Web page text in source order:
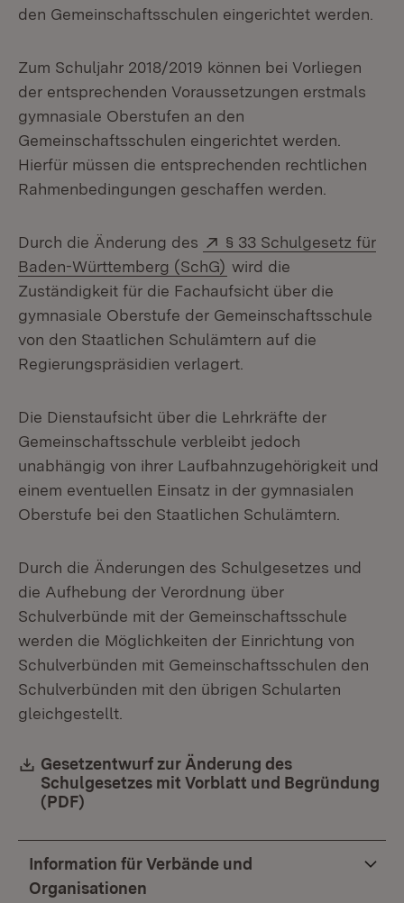
den Gemeinschaftsschulen eingerichtet werden.
Zum Schuljahr 2018/2019 können bei Vorliegen
der entsprechenden Voraussetzungen erstmals
gymnasiale Oberstufen an den
Gemeinschaftsschulen eingerichtet werden.
Hierfür müssen die entsprechenden rechtlichen
Rahmenbedingungen geschaffen werden.
Durch die Änderung des Extern:
§ 33 Schulgesetz für
Baden-Württemberg (SchG) (Öffnet in neuem
wird die
Zuständigkeit für die Fachaufsicht über die
gymnasiale Oberstufe der Gemeinschaftsschule
von den Staatlichen Schulämtern auf die
Regierungspräsidien verlagert.
Die Dienstaufsicht über die Lehrkräfte der
Gemeinschaftsschule verbleibt jedoch
unabhängig von ihrer Laufbahnzugehörigkeit und
einem eventuellen Einsatz in der gymnasialen
Oberstufe bei den Staatlichen Schulämtern.
Durch die Änderungen des Schulgesetzes und
die Aufhebung der Verordnung über
Schulverbünde mit der Gemeinschaftsschule
werden die Möglichkeiten der Einrichtung von
Schulverbünden mit Gemeinschaftsschulen den
Schulverbünden mit den übrigen Schularten
gleichgestellt.
Download:
Gesetzentwurf zur Änderung des
Schulgesetzes mit Vorblatt und Begründung
(PDF)
Information für Verbände und
Organisationen